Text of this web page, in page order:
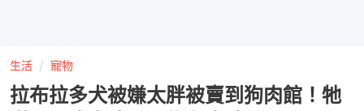
生活 寵物
拉布拉多犬被嫌太胖被賣到狗肉館！牠